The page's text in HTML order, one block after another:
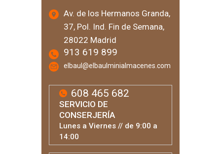
Av. de los Hermanos Granda,
37, Pol. Ind. Fin de Semana,
28022 Madrid
913 619 899
elbaul@elbaulminialmacenes.com
608 465 682
SERVICIO DE
CONSERJERÍA
Lunes a Viernes // de 9:00 a
14:00